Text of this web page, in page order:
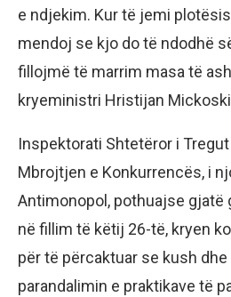
e ndjekim. Kur të jemi
mendoj se kjo do të ndodhë
fillojmë të marrim masa të
kryeministri Hristijan
Inspektorati Shtetëror i
Mbrojtjen e Konkurrencës, i
Antimonopol, pothuajse gjatë
në fillim të këtij 26-të, kryen
për të përcaktuar se kush
parandalimin e praktikave të